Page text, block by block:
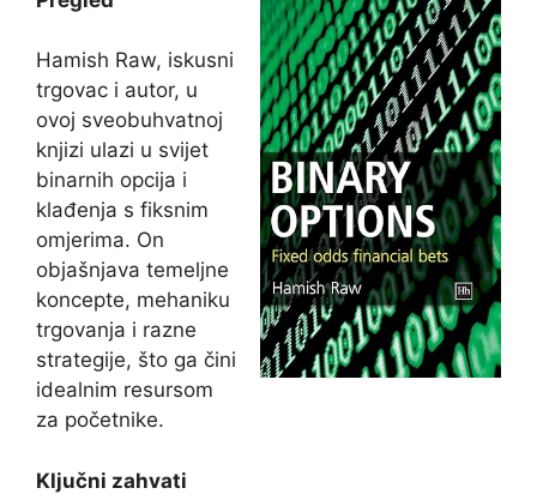
Hamish Raw, iskusni
trgovac i autor, u
ovoj sveobuhvatnoj
knjizi ulazi u svijet
binarnih opcija i
klađenja s fiksnim
omjerima. On
objašnjava temeljne
koncepte, mehaniku
trgovanja i razne
strategije, što ga čini
idealnim resursom
za početnike.
Ključni zahvati